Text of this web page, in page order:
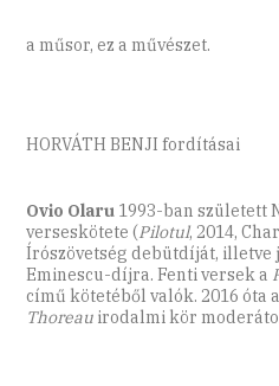
a műsor, ez a művészet.
HORVÁTH BENJI fordításai
Ovio Olaru 1993-ban született
verseskötete (Pilotul, 2014,
Írószövetség debütdíját, illetve
Eminescu-­díjra. Fenti versek a
című kötetéből valók. 2016 óta
Thoreau irodalmi kör